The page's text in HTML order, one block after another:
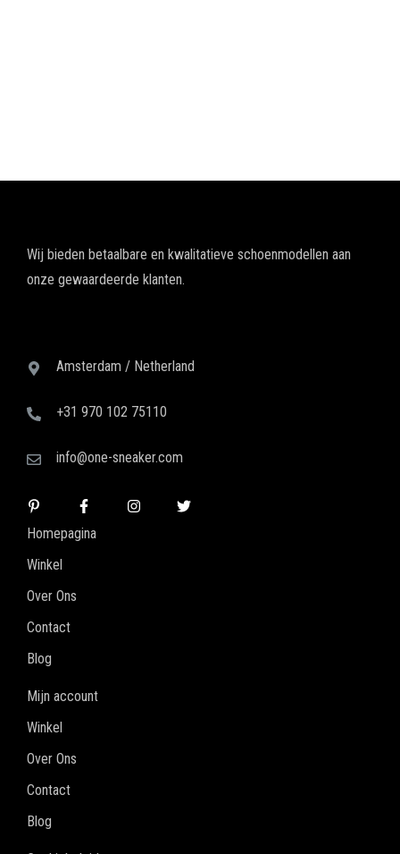
Wij bieden betaalbare en kwalitatieve schoenmodellen aan
onze gewaardeerde klanten.
Amsterdam / Netherland
+31 970 102 75110
info@one-sneaker.com
Homepagina
Winkel
Over Ons
Contact
Blog
Mijn account
Winkel
Over Ons
Contact
Blog